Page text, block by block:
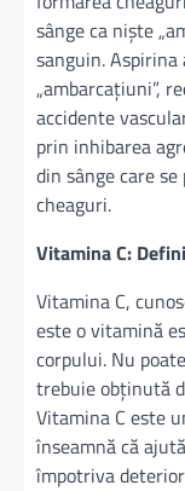
sânge ca niște
sanguin.
„ambarcațiuni”,
accidente
prin inhibarea
din sânge care
cheaguri.
Vitamina C:
Vitamina C,
este o vitamină
corpului. Nu
trebuie obținută
Vitamina C este
înseamnă că
împotriva